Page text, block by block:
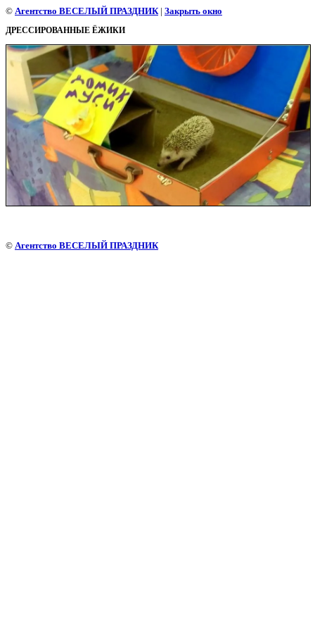
© Агентство ВЕСЕЛЫЙ ПРАЗДНИК| Закрыть окно
ДРЕССИРОВАННЫЕ ЁЖИКИ
© Агентство ВЕСЕЛЫЙ ПРАЗДНИК